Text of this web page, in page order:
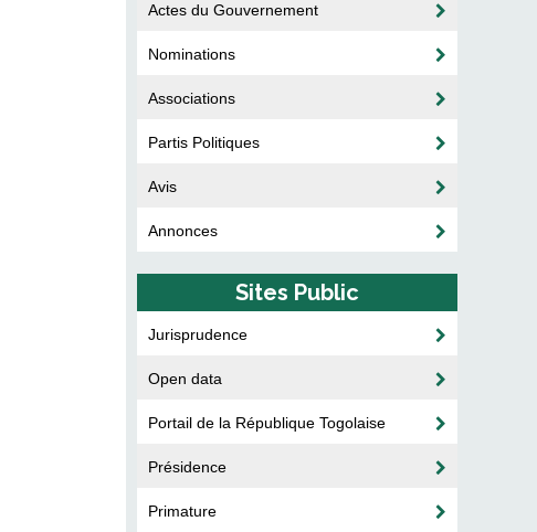
Actes du Gouvernement
Nominations
Associations
Partis Politiques
Avis
Annonces
Sites Public
Jurisprudence
Open data
Portail de la République Togolaise
Présidence
Primature